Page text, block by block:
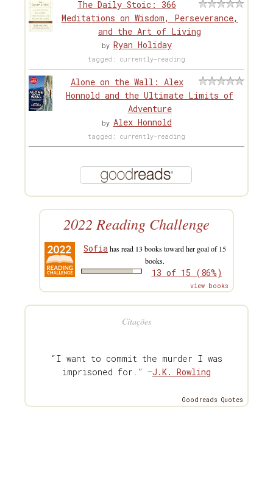
The Daily Stoic: 366
Meditations on Wisdom, Perseverance,
and the Art of Living
by Ryan Holiday
tagged: currently-reading
Alone on the Wall: Alex
Honnold and the Ultimate Limits of
Adventure
by Alex Honnold
tagged: currently-reading
2022 Reading Challenge
Sofiahas read 13 books toward her goal of 15
books.
13 of 15 (86%)
view books
Citações
“I want to commit the murder I was
imprisoned for.” —J.K. Rowling
Goodreads Quotes